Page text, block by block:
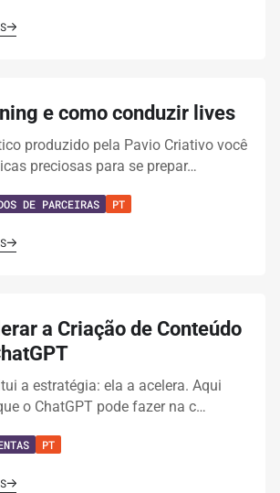
e como conduzir lives
produzido pela Pavio Criativo você
preciosas para se prepar…
DE PARCEIRAS PT
a Criação de Conteúdo
a estratégia: ela a acelera. Aqui
o ChatGPT pode fazer na c…
PT